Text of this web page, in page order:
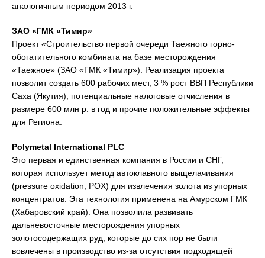
аналогичным периодом 2013 г.
ЗАО «ГМК «Тимир»
Проект «Строительство первой очереди Таежного горно-
обогатительного комбината на базе месторождения
«Таежное» (ЗАО «ГМК «Тимир»). Реализация проекта
позволит создать 600 рабочих мест, 3 % рост ВВП Республики
Саха (Якутия), потенциальные налоговые отчисления в
размере 600 млн р. в год и прочие положительные эффекты
для Региона.
Polymetal International PLC
Это первая и единственная компания в России и СНГ,
которая использует метод автоклавного выщелачивания
(pressure oxidation, POX) для извлечения золота из упорных
концентратов. Эта технология применена на Амурском ГМК
(Хабаровский край). Она позволила развивать
дальневосточные месторождения упорных
золотосодержащих руд, которые до сих пор не были
вовлечены в производство из-за отсутствия подходящей